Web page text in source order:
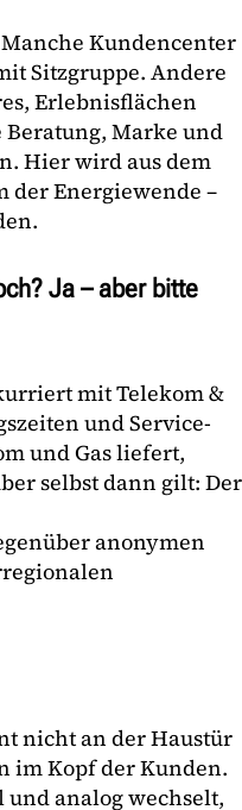
Kundencenter
Sitzgruppe. Andere
Erlebnisflächen
Marke und
Hier wird aus dem
der Energiewende –
Ja – aber bitte
mit Telekom &
und Service-
und Gas liefert,
selbst dann gilt: Der
anonymen
nicht an der Haustür
im Kopf der Kunden.
analog wechselt,